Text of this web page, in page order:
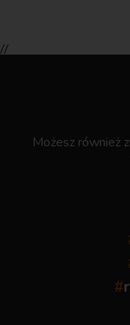
//
Możesz również
#